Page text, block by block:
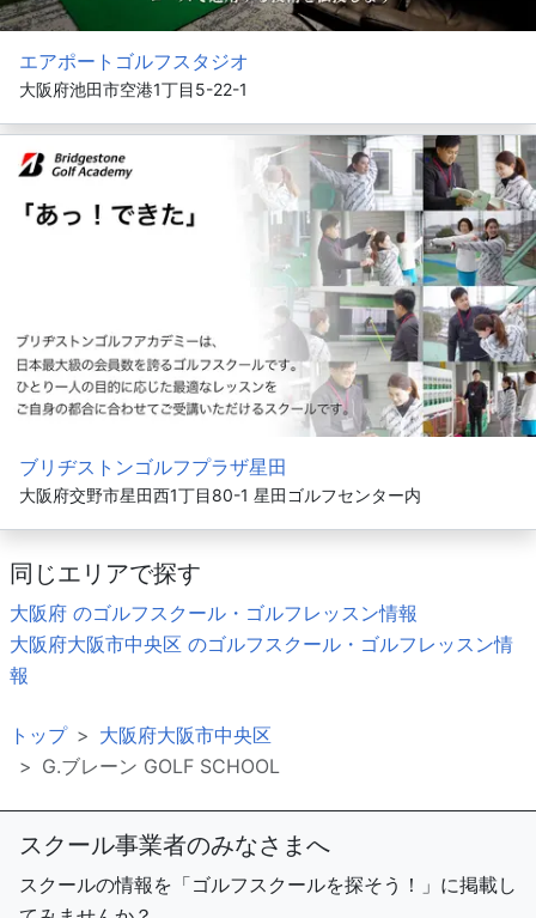
エアポートゴルフスタジオ
大阪府池田市空港1丁目5-22-1
ブリヂストンゴルフプラザ星田
大阪府交野市星田西1丁目80-1 星田ゴルフセンター内
同じエリアで探す
大阪府 のゴルフスクール・ゴルフレッスン情報
大阪府大阪市中央区 のゴルフスクール・ゴルフレッスン情
報
トップ
大阪府大阪市中央区
G.ブレーン GOLF SCHOOL
スクール事業者のみなさまへ
スクールの情報を「ゴルフスクールを探そう！」に掲載し